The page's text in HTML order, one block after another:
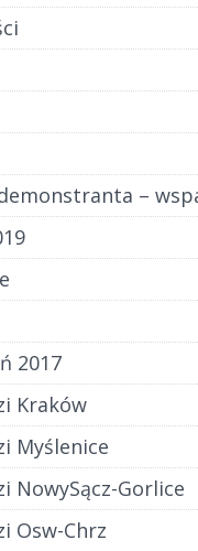
–
2017
Kraków
Myślenice
NowySącz-Gorlice
Osw-Chrz